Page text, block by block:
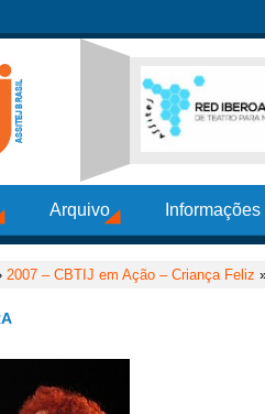
Arquivo
2007 – CBTIJ em Ação – Criança Feliz